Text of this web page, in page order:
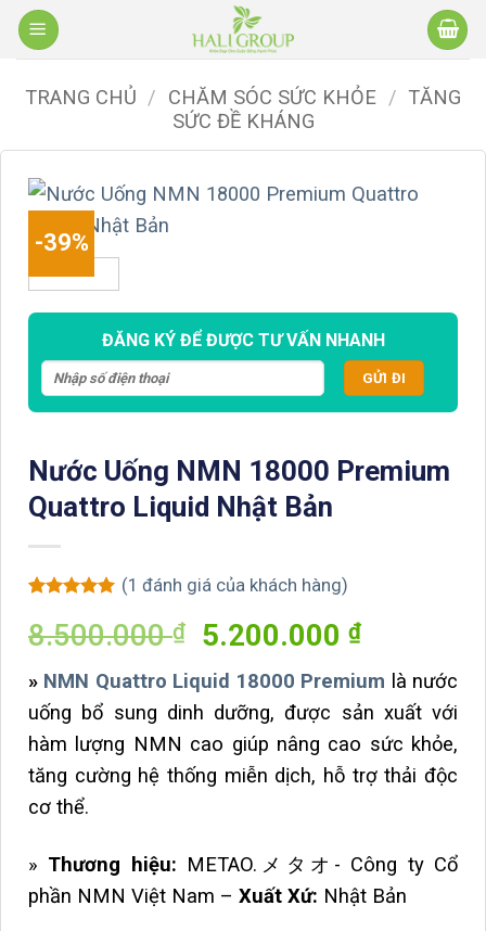
Bỏ
qua
dung
TRANG CHỦ / CHĂM SÓC SỨC KHỎE / TĂNG
SỨC ĐỀ KHÁNG
-39%
ĐĂNG KÝ ĐỂ ĐƯỢC TƯ VẤN NHANH
Nước Uống NMN 18000 Premium
Quattro Liquid Nhật Bản
dựa trên
đánh giá
(1 đánh giá của khách hàng)
8.500.000₫
Giá
gốc
là:
8.500.000 ₫.
5.200.000₫Giá
hiện
tại
là:
» NMN Quattro Liquid 18000 Premium là nước
uống bổ sung dinh dưỡng, được sản xuất với
hàm lượng NMN cao giúp nâng cao sức khỏe,
tăng cường hệ thống miễn dịch, hỗ trợ thải độc
cơ thể.
» Thương hiệu: METAO.メタオ- Công ty Cổ
phần NMN Việt Nam – Xuất Xứ: Nhật Bản